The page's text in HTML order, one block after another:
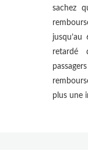
sachez
retardé
plus une